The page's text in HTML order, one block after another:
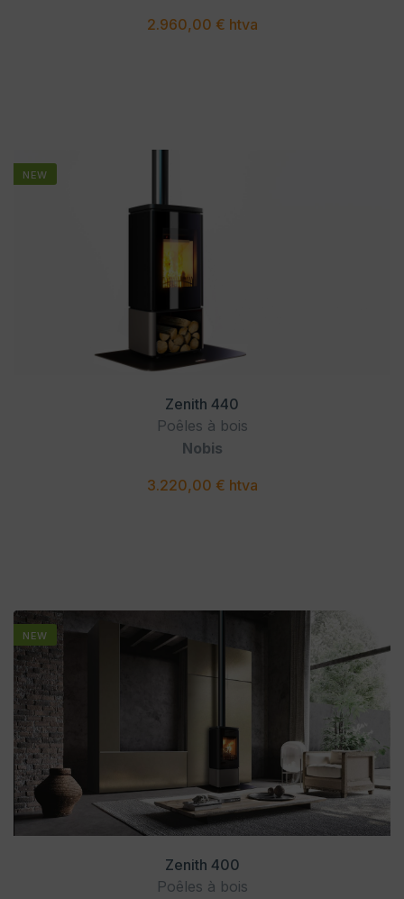
2.960,00 € htva
NEW
Zenith 440
Poêles à bois
Nobis
3.220,00 € htva
NEW
Zenith 400
Poêles à bois